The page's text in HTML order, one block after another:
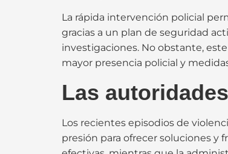
La rápida intervención policial
gracias a un plan de seguridad
investigaciones. No obstante,
mayor presencia policial y
Las
Los recientes episodios de
presión para ofrecer soluciones y